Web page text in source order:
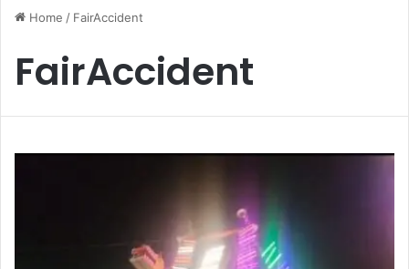
Home / FairAccident
FairAccident